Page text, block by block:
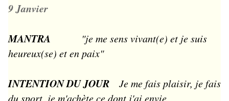
9 Janvier
MANTRA
"je me sens vivant(e) et je suis
heureux(se) et en paix"
INTENTION DU JOUR Je me fais plaisir, je fais
du sport, je m'achète ce dont j'ai envie